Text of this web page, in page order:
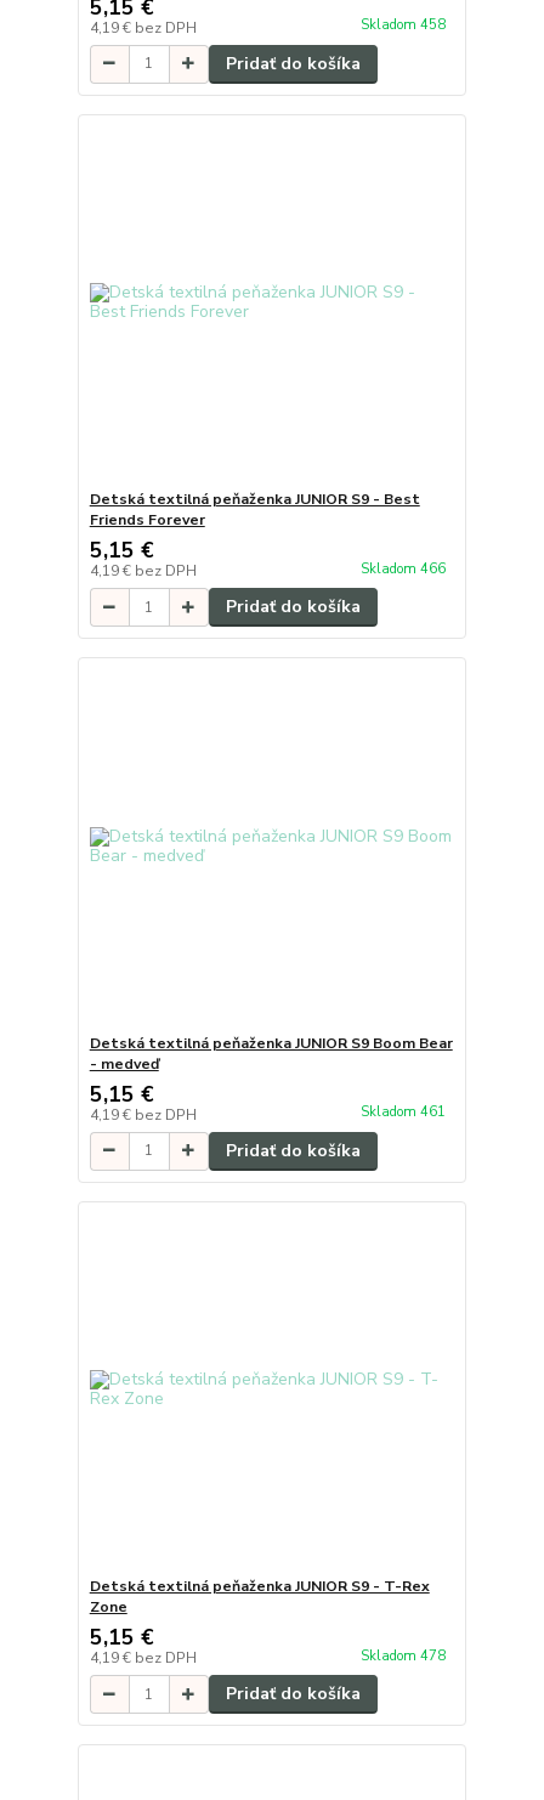
5,15 €
4,19 € bez DPH Skladom 458
Pridať do košíka
Detská textilná peňaženka JUNIOR S9 - Best
Friends Forever
5,15 €
4,19 € bez DPH Skladom 466
Pridať do košíka
Detská textilná peňaženka JUNIOR S9 Boom Bear
- medveď
5,15 €
4,19 € bez DPH Skladom 461
Pridať do košíka
Detská textilná peňaženka JUNIOR S9 - T-Rex
Zone
5,15 €
4,19 € bez DPH Skladom 478
Pridať do košíka